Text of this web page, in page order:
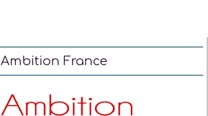
Ambition France